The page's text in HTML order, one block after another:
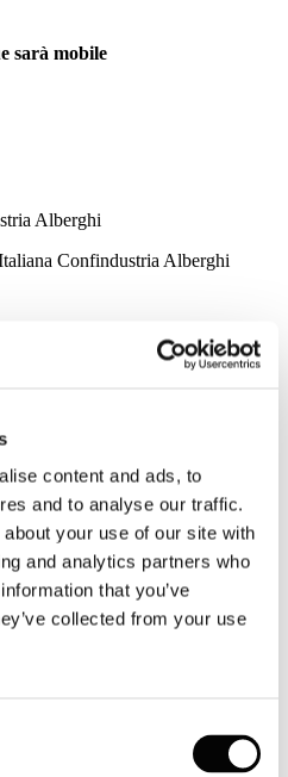
content and ads, to
and to analyse our traffic.
your use of our site with
and analytics partners who
that you’ve
collected from your use
sarà mobile
Alberghi
Confindustria Alberghi
sono troppi"
l'intervento del Governo